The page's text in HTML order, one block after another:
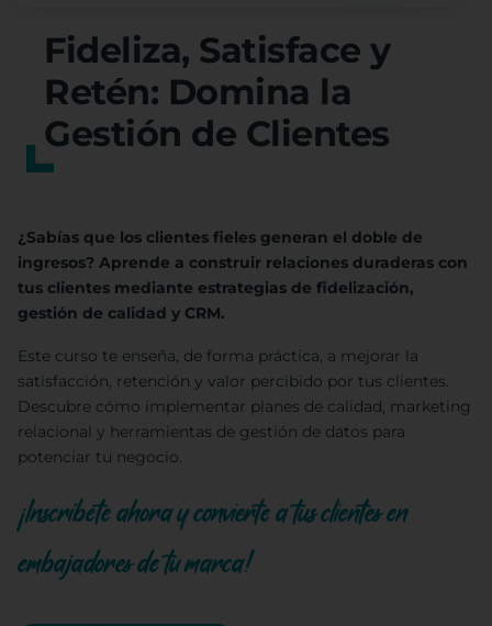
Fideliza, Satisface y
Retén: Domina la
Gestión de Clientes
¿Sabías que los clientes fieles generan el doble de
ingresos? Aprende a construir relaciones duraderas con
tus clientes mediante estrategias de fidelización,
gestión de calidad y CRM.
Este curso te enseña, de forma práctica, a mejorar la
satisfacción, retención y valor percibido por tus clientes.
Descubre cómo implementar planes de calidad, marketing
relacional y herramientas de gestión de datos para
potenciar tu negocio.
¡Inscríbete ahora y convierte a tus clientes en
embajadores de tu marca!